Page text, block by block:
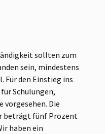
sollten zum
sein, mindestens
Für den Einstieg ins
Schulungen,
Die
beträgt fünf Prozent
haben ein